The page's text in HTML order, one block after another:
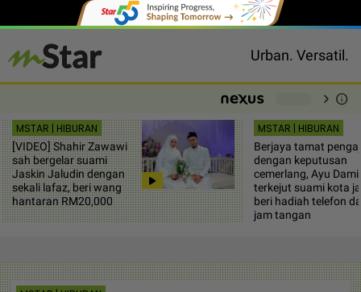
Urban. Versatil.
chevron_right info
MSTAR | HIBURAN
[VIDEO] Shahir Zawawi
sah bergelar suami
Jaskin Jaludin dengan
sekali lafaz, beri wang
hantaran RM20,000
MSTAR | HIBURAN
Berjaya tamat
dengan keputusan
cemerlang, Ayu
terkejut suami kota
beri hadiah telefon
jam tangan